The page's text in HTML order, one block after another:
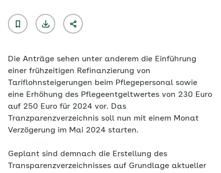
Die Anträge sehen unter anderem die Einführung
einer frühzeitigen Refinanzierung von
Tariflohnsteigerungen beim Pflegepersonal sowie
eine Erhöhung des Pflegeentgeltwertes von 230 Euro
auf 250 Euro für 2024 vor. Das
Tranzparenzverzeichnis soll nun mit einem Monat
Verzögerung im Mai 2024 starten.
Geplant sind demnach die Erstellung des
Transparenzverzeichnisses auf Grundlage aktueller